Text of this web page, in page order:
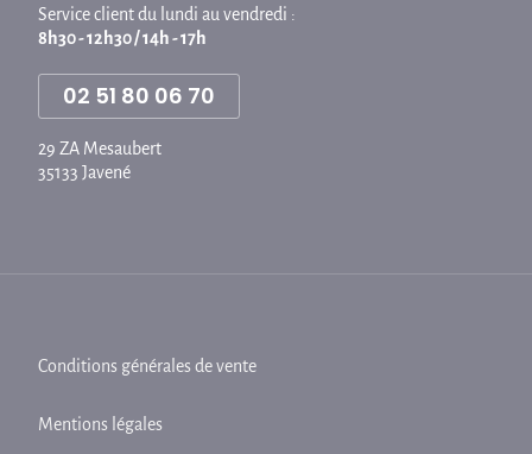
Service client du lundi au vendredi :
8h30 - 12h30 / 14h - 17h
02 51 80 06 70
29 ZA Mesaubert
35133 Javené
Conditions générales de vente
Mentions légales